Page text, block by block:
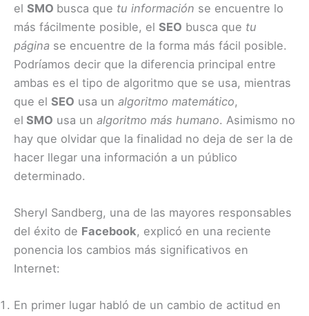
el SMO busca que tu información se encuentre lo
más fácilmente posible, el SEO busca que tu
página se encuentre de la forma más fácil posible.
Podríamos decir que la diferencia principal entre
ambas es el tipo de algoritmo que se usa, mientras
que el SEO usa un algoritmo matemático,
el SMO usa un algoritmo más humano. Asimismo no
hay que olvidar que la finalidad no deja de ser la de
hacer llegar una información a un público
determinado.
Sheryl Sandberg, una de las mayores responsables
del éxito de Facebook, explicó en una reciente
ponencia los cambios más significativos en
Internet:
En primer lugar habló de un cambio de actitud en